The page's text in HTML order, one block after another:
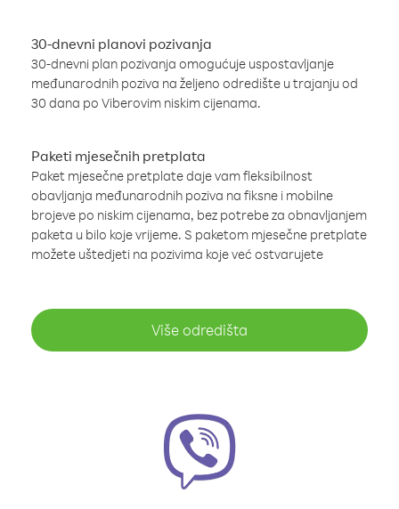
30-dnevni planovi pozivanja
30-dnevni plan pozivanja omogućuje uspostavljanje
međunarodnih poziva na željeno odredište u trajanju od
30 dana po Viberovim niskim cijenama.
Paketi mjesečnih pretplata
Paket mjesečne pretplate daje vam fleksibilnost
obavljanja međunarodnih poziva na fiksne i mobilne
brojeve po niskim cijenama, bez potrebe za obnavljanjem
paketa u bilo koje vrijeme. S paketom mjesečne pretplate
možete uštedjeti na pozivima koje već ostvarujete
Više odredišta